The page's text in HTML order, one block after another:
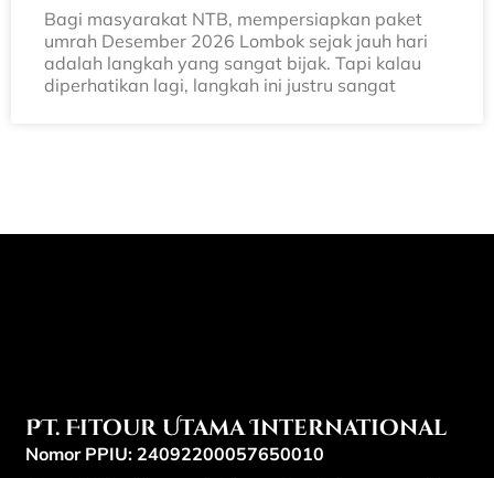
Bagi masyarakat NTB, mempersiapkan paket
umrah Desember 2026 Lombok sejak jauh hari
adalah langkah yang sangat bijak. Tapi kalau
diperhatikan lagi, langkah ini justru sangat
PT. Fitour Utama International
Nomor PPIU: 24092200057650010